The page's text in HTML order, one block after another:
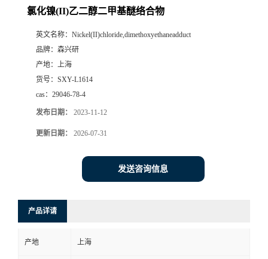
氯化镍(II)乙二醇二甲基醚络合物
英文名称： Nickel(II)chloride,dimethoxyethaneadduct
品牌： 森兴研
产地： 上海
货号： SXY-L1614
cas： 29046-78-4
发布日期： 2023-11-12
更新日期： 2026-07-31
发送咨询信息
产品详请
产地 上海